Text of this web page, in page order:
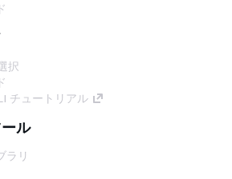
択
チュートリアル
ル
ラリ